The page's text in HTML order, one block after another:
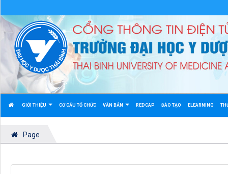
GIỚI THIỆU CƠ CẤU TỔ CHỨC VĂN BẢN REDCAP ĐÀO TẠO ELEARNING
Page